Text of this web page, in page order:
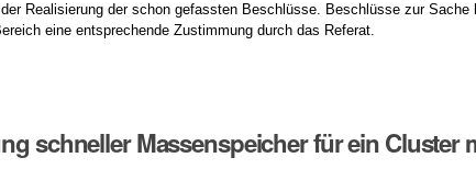
Realisierung der schon gefassten Beschlüsse. Beschlüsse zur
eine entsprechende Zustimmung durch das Referat.
schneller Massenspeicher für ein Cluster